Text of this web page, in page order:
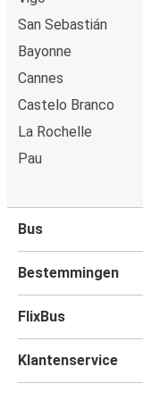
San Sebastián
Bayonne
Cannes
Castelo Branco
La Rochelle
Pau
Bus
Bestemmingen
FlixBus
Klantenservice